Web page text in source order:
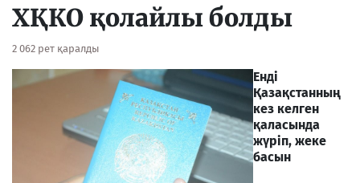
ХҚКО қолайлы болды
2 062 рет қаралды
Енді
Қазақстанның
кез келген
қаласында
жүріп, жеке
басын